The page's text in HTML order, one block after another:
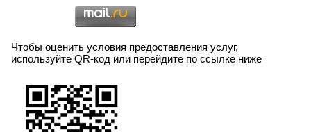
Чтобы оценить условия предоставления услуг,
используйте QR-код или перейдите по ссылке ниже